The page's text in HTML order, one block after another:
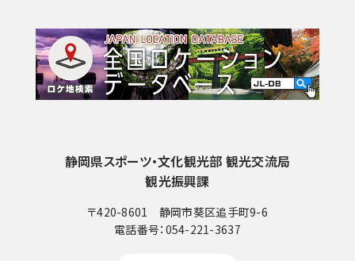
静岡県スポーツ・文化観光部 観光交流局
観光振興課
〒420-8601 静岡市葵区追手町9-6
電話番号： 054-221-3637